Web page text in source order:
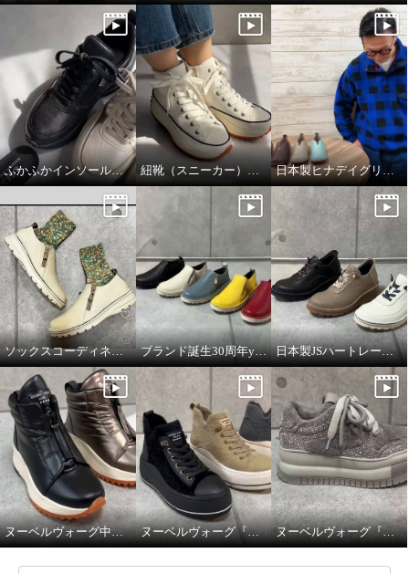
日本製 足裏に触れる部分は ウー
ル１００％！ あったか保温と吸
湿で快適 五層ボアインソール
アイボリー Ｍ
¥0
ふかふかインソールのこだわり！ 紐靴（スニーカー）のフィッティング方法について 日本製ヒナデイグリーン撥水レザーシューズ
ソックスコーディネートのイメージです。 ブランド誕生30周年year JSハートレーベルの説明動画 日本製JSハートレーベルの説明動画
ヌーベルヴォーグ中綿撥水スニーカーブーツ。 ヌーベルヴォーグ『ふわふわニットスニーカーブーツ』 ヌーベルヴォーグ『ゴージャスに魅せるムートンスニーカー』